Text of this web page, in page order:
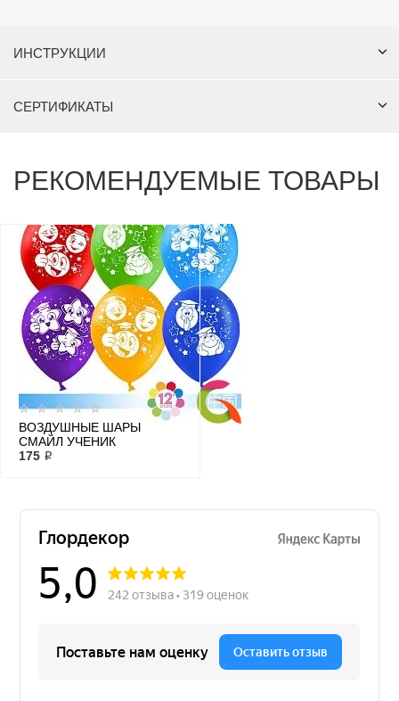
ИНСТРУКЦИИ
СЕРТИФИКАТЫ
РЕКОМЕНДУЕМЫЕ ТОВАРЫ
ВОЗДУШНЫЕ ШАРЫ
СМАЙЛ УЧЕНИК
175 ₽